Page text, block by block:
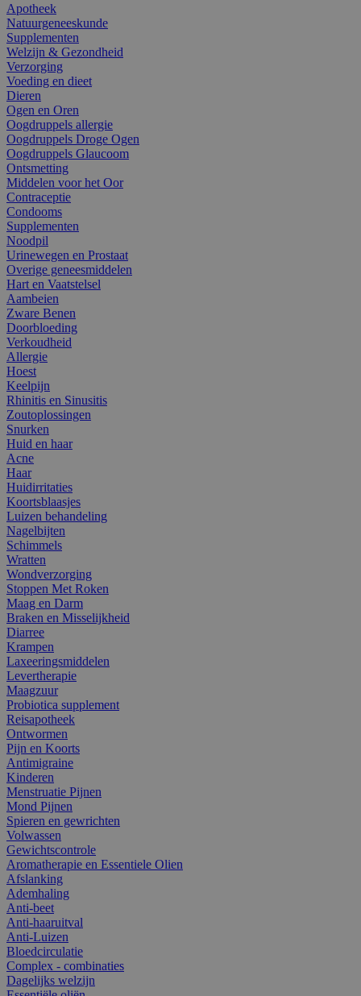
Apotheek
Natuurgeneeskunde
Supplementen
Welzijn & Gezondheid
Verzorging
Voeding en dieet
Dieren
Ogen en Oren
Oogdruppels allergie
Oogdruppels Droge Ogen
Oogdruppels Glaucoom
Ontsmetting
Middelen voor het Oor
Contraceptie
Condooms
Supplementen
Noodpil
Urinewegen en Prostaat
Overige geneesmiddelen
Hart en Vaatstelsel
Aambeien
Zware Benen
Doorbloeding
Verkoudheid
Allergie
Hoest
Keelpijn
Rhinitis en Sinusitis
Zoutoplossingen
Snurken
Huid en haar
Acne
Haar
Huidirritaties
Koortsblaasjes
Luizen behandeling
Nagelbijten
Schimmels
Wratten
Wondverzorging
Stoppen Met Roken
Maag en Darm
Braken en Misselijkheid
Diarree
Krampen
Laxeeringsmiddelen
Levertherapie
Maagzuur
Probiotica supplement
Reisapotheek
Ontwormen
Pijn en Koorts
Antimigraine
Kinderen
Menstruatie Pijnen
Mond Pijnen
Spieren en gewrichten
Volwassen
Gewichtscontrole
Aromatherapie en Essentiele Olien
Afslanking
Ademhaling
Anti-beet
Anti-haaruitval
Anti-Luizen
Bloedcirculatie
Complex - combinaties
Dagelijks welzijn